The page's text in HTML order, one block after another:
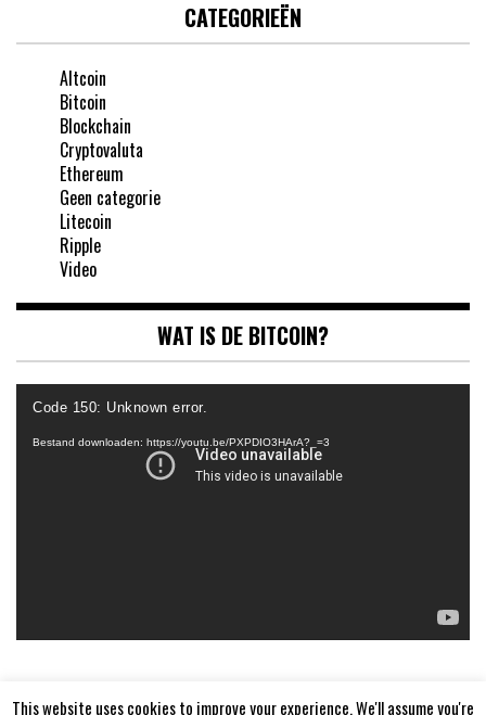
CATEGORIEËN
Altcoin
Bitcoin
Blockchain
Cryptovaluta
Ethereum
Geen categorie
Litecoin
Ripple
Video
WAT IS DE BITCOIN?
Videospeler
Code 150: Unknown error.
Bestand downloaden: https://youtu.be/PXPDIO3HArA?_=3
This website uses cookies to improve your experience. We'll assume you're